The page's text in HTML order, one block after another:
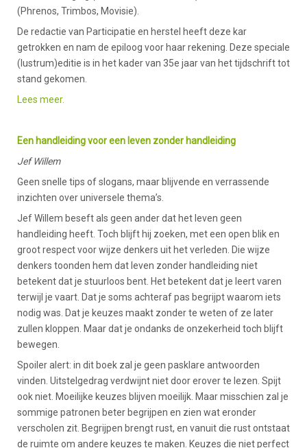
(Phrenos, Trimbos, Movisie).
De redactie van Participatie en herstel heeft deze kar
getrokken en nam de epiloog voor haar rekening. Deze speciale
(lustrum)editie is in het kader van 35e jaar van het tijdschrift tot
stand gekomen.
Lees meer.
Een handleiding voor een leven zonder handleiding
Jef Willem
Geen snelle tips of slogans, maar blijvende en verrassende
inzichten over universele thema’s.
Jef Willem beseft als geen ander dat het leven geen
handleiding heeft. Toch blijft hij zoeken, met een open blik en
groot respect voor wijze denkers uit het verleden. Die wijze
denkers toonden hem dat leven zonder handleiding niet
betekent dat je stuurloos bent. Het betekent dat je leert varen
terwijl je vaart. Dat je soms achteraf pas begrijpt waarom iets
nodig was. Dat je keuzes maakt zonder te weten of ze later
zullen kloppen. Maar dat je ondanks de onzekerheid toch blijft
bewegen.
Spoiler alert: in dit boek zal je geen pasklare antwoorden
vinden. Uitstelgedrag verdwijnt niet door erover te lezen. Spijt
ook niet. Moeilijke keuzes blijven moeilijk. Maar misschien zal je
sommige patronen beter begrijpen en zien wat eronder
verscholen zit. Begrijpen brengt rust, en vanuit die rust ontstaat
de ruimte om andere keuzes te maken. Keuzes die niet perfect